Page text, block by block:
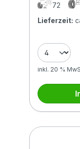
72
Lieferzeit:
inkl. 20 %